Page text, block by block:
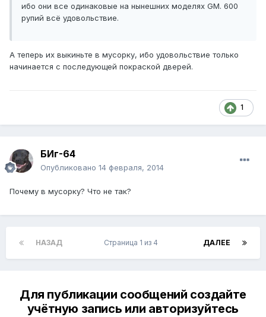
ибо они все одинаковые на нынешних моделях GM. 600
рупий всё удовольствие.
А теперь их выкиньте в мусорку, ибо удовольствие только
начинается с последующей покраской дверей.
1
БИг-64
Опубликовано 14 февраля, 2014
Почему в мусорку? Что не так?
НАЗАД ДАЛЕЕ
Страница 1 из 4
Для публикации сообщений создайте
учётную запись или авторизуйтесь